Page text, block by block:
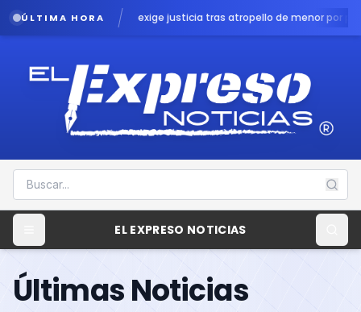
ÚLTIMA HORA
exige justicia tras atropello de menor por patrulla en Chalco Lluvias
EL EXPRESO NOTICIAS
Últimas Noticias